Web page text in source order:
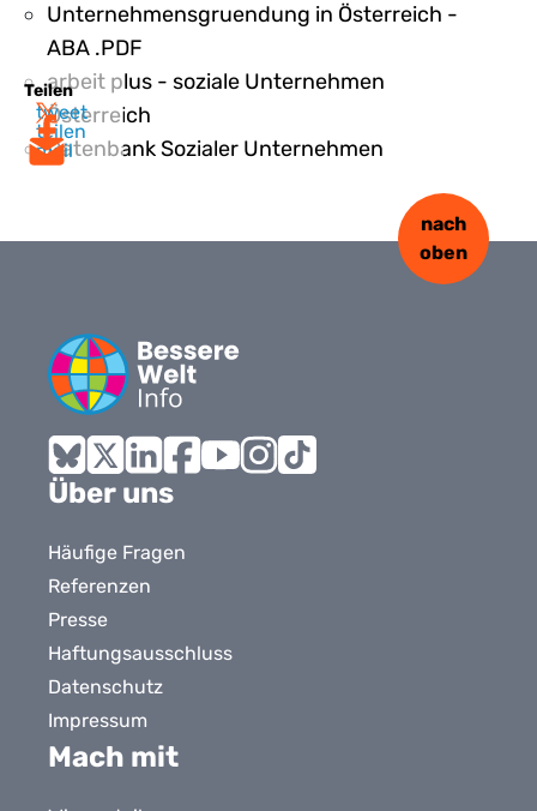
Teilen
tweet
teilen
mail
Unternehmensgruendung in Österreich -
ABA .PDF
arbeit plus - soziale Unternehmen
Österreich
Datenbank Sozialer Unternehmen
Bluesky
X LinkedInFacebook
nach
oben
Über uns
Häufige Fragen
Referenzen
Presse
Haftungsausschluss
Datenschutz
Impressum
Mach mit